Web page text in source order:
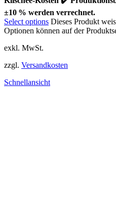
±10 % werden verrechnet.
Select options Dieses Produkt
Optionen können auf der
exkl. MwSt.
zzgl. Versandkosten
Schnellansicht